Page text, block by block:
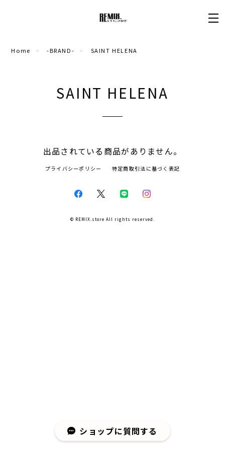
Home -BRAND- SAINT HELENA
SAINT HELENA
出品されている商品がありません。
プライバシーポリシー 特定商取引法に基づく表記
© REMIX.store All rights reserved.
ショップに質問する